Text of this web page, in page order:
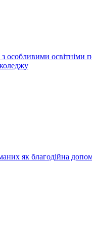
особливими освітніми
як благодійна